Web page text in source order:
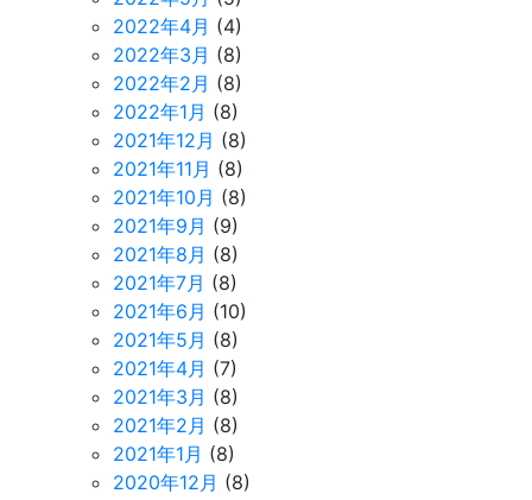
2022年4月 (4)
2022年3月 (8)
2022年2月 (8)
2022年1月 (8)
2021年12月 (8)
2021年11月 (8)
2021年10月 (8)
2021年9月 (9)
2021年8月 (8)
2021年7月 (8)
2021年6月 (10)
2021年5月 (8)
2021年4月 (7)
2021年3月 (8)
2021年2月 (8)
2021年1月 (8)
2020年12月 (8)